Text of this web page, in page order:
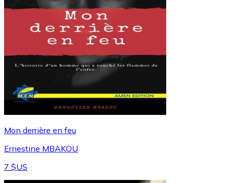
Mon derrière en feu
Ernestine MBAKOU
7 $US